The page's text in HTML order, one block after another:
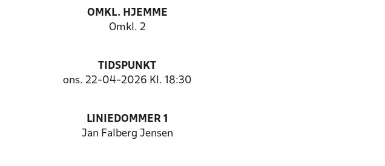
OMKL. HJEMME
Omkl. 2
TIDSPUNKT
ons. 22-04-2026 Kl. 18:30
LINIEDOMMER 1
Jan Falberg Jensen